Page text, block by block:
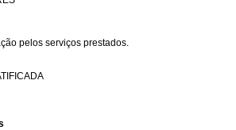
pelos serviços prestados.